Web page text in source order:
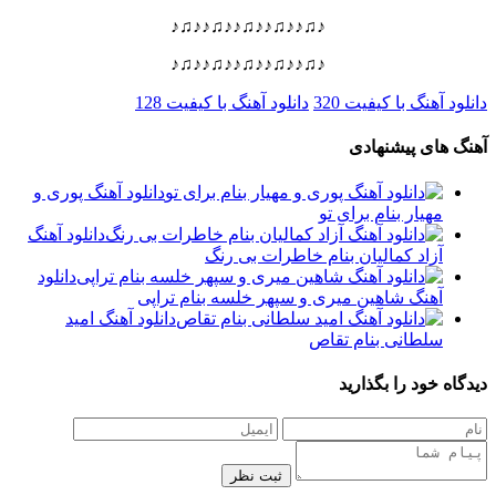
♪♫♪♪♫♪♪♫♪♪♫♪♪♫♪
♪♫♪♪♫♪♪♫♪♪♫♪♪♫♪
آهنگ با کیفیت 320 دانلود آهنگ با کیفیت 128
پیشنهادی
دانلود آهنگ پوری و
مهیار بنام برای تو
دانلود آهنگ
آزاد کمالیان بنام خاطرات بی رنگ
دانلود
آهنگ شاهین میری و سپهر خلسه بنام تراپی
دانلود آهنگ امید
سلطانی بنام تقاص
خود را بگذارید
ثبت نظر